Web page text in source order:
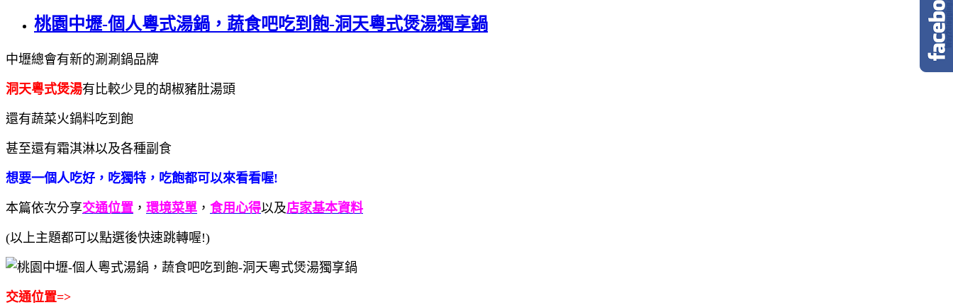
桃園中壢-個人粵式湯鍋，蔬食吧吃到飽-洞天粵式煲湯獨享鍋
中壢總會有新的涮涮鍋品牌
洞天粵式煲湯有比較少見的胡椒豬肚湯頭
還有蔬菜火鍋料吃到飽
甚至還有霜淇淋以及各種副食
想要一個人吃好，吃獨特，吃飽都可以來看看喔!
本篇依次分享交通位置 ， 環境菜單 ， 食用心得以及店家基本資料
(以上主題都可以點選後快速跳轉喔!)
交通位置=>